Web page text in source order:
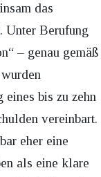
das
Unter Berufung
– genau gemäß
bis zu zehn
vereinbart.
eher eine
als eine klare